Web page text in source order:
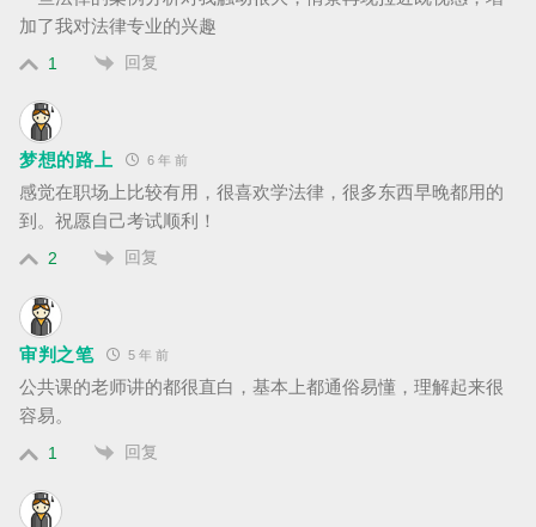
加了我对法律专业的兴趣
1 回复
梦想的路上 6 年 前
感觉在职场上比较有用，很喜欢学法律，很多东西早晚都用的
到。祝愿自己考试顺利！
2 回复
审判之笔 5 年 前
公共课的老师讲的都很直白，基本上都通俗易懂，理解起来很
容易。
1 回复